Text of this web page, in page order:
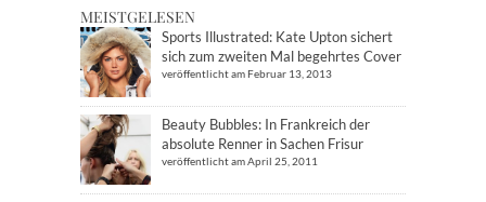
MEISTGELESEN
Sports Illustrated: Kate Upton sichert
sich zum zweiten Mal begehrtes Cover
veröffentlicht am Februar 13, 2013
Beauty Bubbles: In Frankreich der
absolute Renner in Sachen Frisur
veröffentlicht am April 25, 2011